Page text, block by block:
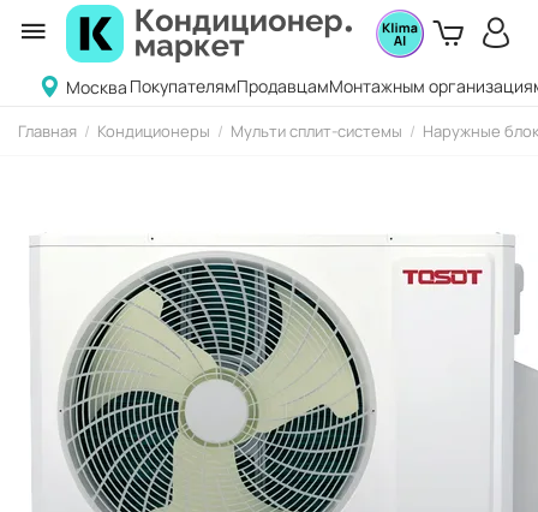
Москва ПокупателямПродавцамМонтажным
Главная / Кондиционеры / Мульти сплит-системы / Наружные